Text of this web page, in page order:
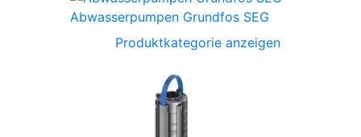
Abwasserpumpen Grundfos SEG
Produktkategorie anzeigen